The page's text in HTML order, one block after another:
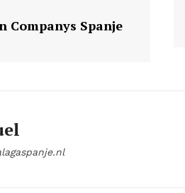
Companys Spanje